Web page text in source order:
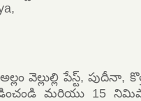
వెల్లుల్లి పేస్ట్, పుదీనా,
మరియు 15